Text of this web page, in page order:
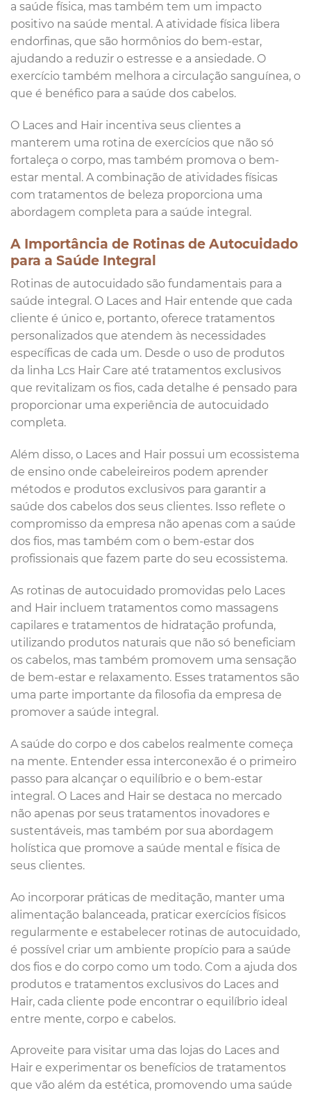
a saúde física, mas também tem um impacto
positivo na saúde mental. A atividade física libera
endorfinas, que são hormônios do bem-estar,
ajudando a reduzir o estresse e a ansiedade. O
exercício também melhora a circulação sanguínea, o
que é benéfico para a saúde dos cabelos.
O Laces and Hair incentiva seus clientes a
manterem uma rotina de exercícios que não só
fortaleça o corpo, mas também promova o bem-
estar mental. A combinação de atividades físicas
com tratamentos de beleza proporciona uma
abordagem completa para a saúde integral.
A Importância de Rotinas de Autocuidado
para a Saúde Integral
Rotinas de autocuidado são fundamentais para a
saúde integral. O Laces and Hair entende que cada
cliente é único e, portanto, oferece tratamentos
personalizados que atendem às necessidades
específicas de cada um. Desde o uso de produtos
da linha Lcs Hair Care até tratamentos exclusivos
que revitalizam os fios, cada detalhe é pensado para
proporcionar uma experiência de autocuidado
completa.
Além disso, o Laces and Hair possui um ecossistema
de ensino onde cabeleireiros podem aprender
métodos e produtos exclusivos para garantir a
saúde dos cabelos dos seus clientes. Isso reflete o
compromisso da empresa não apenas com a saúde
dos fios, mas também com o bem-estar dos
profissionais que fazem parte do seu ecossistema.
As rotinas de autocuidado promovidas pelo Laces
and Hair incluem tratamentos como massagens
capilares e tratamentos de hidratação profunda,
utilizando produtos naturais que não só beneficiam
os cabelos, mas também promovem uma sensação
de bem-estar e relaxamento. Esses tratamentos são
uma parte importante da filosofia da empresa de
promover a saúde integral.
A saúde do corpo e dos cabelos realmente começa
na mente. Entender essa interconexão é o primeiro
passo para alcançar o equilíbrio e o bem-estar
integral. O Laces and Hair se destaca no mercado
não apenas por seus tratamentos inovadores e
sustentáveis, mas também por sua abordagem
holística que promove a saúde mental e física de
seus clientes.
Ao incorporar práticas de meditação, manter uma
alimentação balanceada, praticar exercícios físicos
regularmente e estabelecer rotinas de autocuidado,
é possível criar um ambiente propício para a saúde
dos fios e do corpo como um todo. Com a ajuda dos
produtos e tratamentos exclusivos do Laces and
Hair, cada cliente pode encontrar o equilíbrio ideal
entre mente, corpo e cabelos.
Aproveite para visitar uma das lojas do Laces and
Hair e experimentar os benefícios de tratamentos
que vão além da estética, promovendo uma saúde